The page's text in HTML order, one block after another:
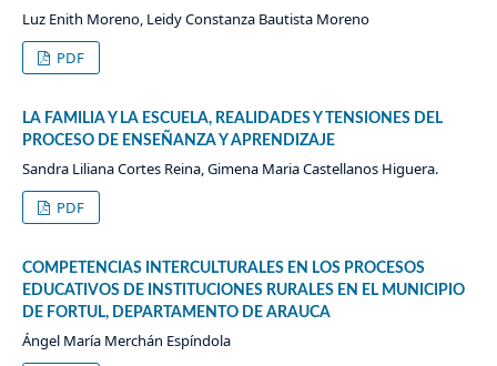
Luz Enith Moreno, Leidy Constanza Bautista Moreno
PDF
LA FAMILIA Y LA ESCUELA, REALIDADES Y TENSIONES DEL
PROCESO DE ENSEÑANZA Y APRENDIZAJE
Sandra Liliana Cortes Reina, Gimena Maria Castellanos Higuera.
PDF
COMPETENCIAS INTERCULTURALES EN LOS PROCESOS
EDUCATIVOS DE INSTITUCIONES RURALES EN EL MUNICIPIO
DE FORTUL, DEPARTAMENTO DE ARAUCA
Ángel María Merchán Espíndola